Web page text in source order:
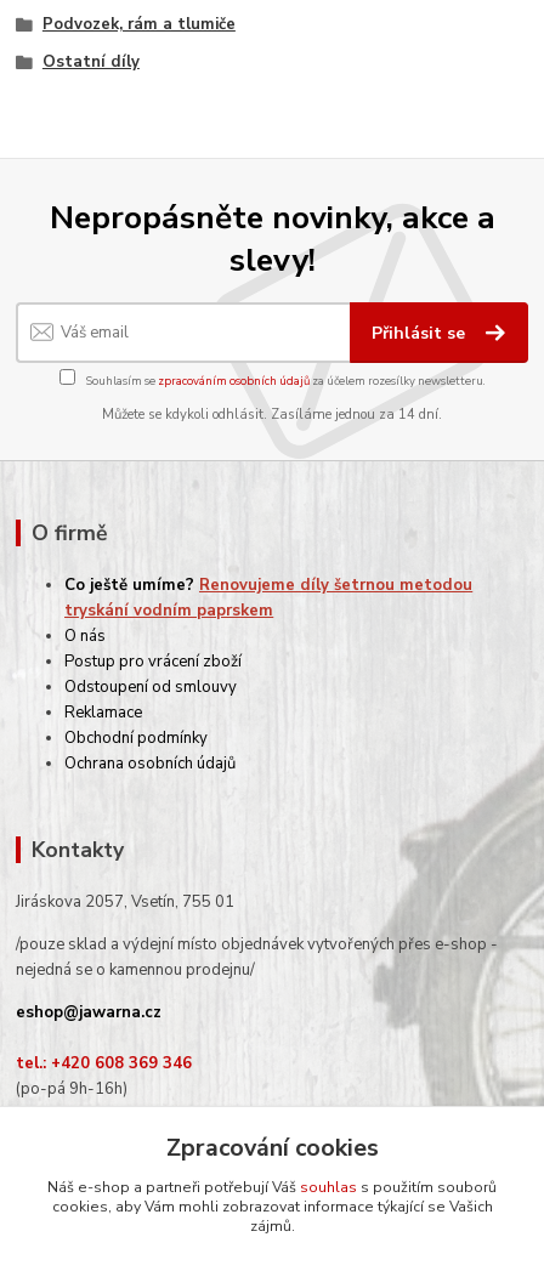
Podvozek, rám a tlumiče
Ostatní díly
Nepropásněte novinky, akce a
slevy!
Přihlásit se
Souhlasím se zpracováním osobních údajůza účelem rozesílky newsletteru.
Můžete se kdykoli odhlásit. Zasíláme jednou za 14 dní.
O firmě
Co ještě umíme? Renovujeme díly šetrnou metodou
tryskání vodním paprskem
O nás
Postup pro vrácení zboží
Odstoupení od smlouvy
Reklamace
Obchodní podmínky
Ochrana osobních údajů
Kontakty
Jiráskova 2057, Vsetín, 755 01
/pouze sklad a výdejní místo objednávek vytvořených přes e-shop -
nejedná se o kamennou prodejnu/
eshop@jawarna.cz
tel.: +420 608 369 346
(po-pá 9h-16h)
Sledujte nás na Facebooku
Zpracování cookies
Náš e-shop a partneři potřebují Váš souhlas s použitím souborů
cookies, aby Vám mohli zobrazovat informace týkající se Vašich
zájmů.